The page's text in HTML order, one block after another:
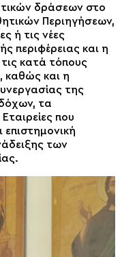
δράσεων στο
Περιηγήσεων,
ή τις νέες
περιφέρειας και η
κατά τόπους
καθώς και η
της
τα
που
επιστημονική
των